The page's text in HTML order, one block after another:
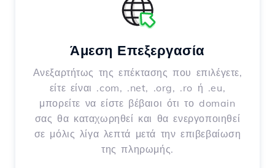
Άμεση Επεξεργασία
Ανεξαρτήτως της επέκτασης που επιλέγετε,
είτε είναι .com, .net, .org, .ro ή .eu,
μπορείτε να είστε βέβαιοι ότι το domain
σας θα καταχωρηθεί και θα ενεργοποιηθεί
σε μόλις λίγα λεπτά μετά την επιβεβαίωση
της πληρωμής.